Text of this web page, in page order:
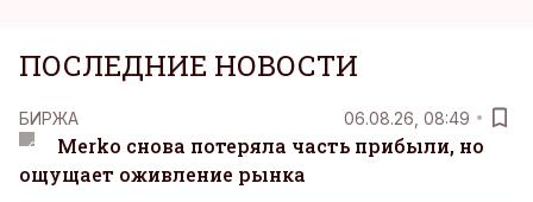
ПОСЛЕДНИЕ НОВОСТИ
БИРЖА 06.08.26, 08:49
Merko снова потеряла часть прибыли, но
ощущает оживление рынка